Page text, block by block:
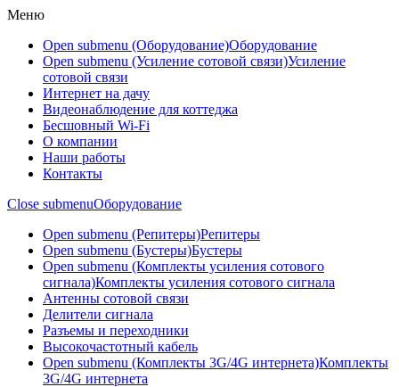
Меню
Open submenu (Оборудование)Оборудование
Open submenu (Усиление сотовой связи)Усиление
сотовой связи
Интернет на дачу
Видеонаблюдение для коттеджа
Бесшовный Wi-Fi
О компании
Наши работы
Контакты
Close submenuОборудование
Open submenu (Репитеры)Репитеры
Open submenu (Бустеры)Бустеры
Open submenu (Комплекты усиления сотового
сигнала)Комплекты усиления сотового сигнала
Антенны сотовой связи
Делители сигнала
Разъемы и переходники
Высокочастотный кабель
Open submenu (Комплекты 3G/4G интернета)Комплекты
3G/4G интернета